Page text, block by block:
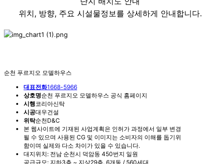
위치, 방향, 주요 시설물정보를 상세하게 안내합니다.
순천 푸르지오 모델하우스
대표전화1668-5966
상호명순천 푸르지오 모델하우스 공식 홈페이지
시행코리아신탁
시공대우건설
위탁순천D&C
본 웹사이트에 기재된 사업계획은 인허가 과정에서 일부 변경
될 수 있으며 사용된 CG 및 이미지는 소비자의 이해를 돕기위
함이며 실제와 다소 차이가 있을 수 있습니다.
대지위치: 전남 순천시 덕암동 450번지 일원
공급규모: 지하3층 ~ 지상29층. 6개동 / 560세대